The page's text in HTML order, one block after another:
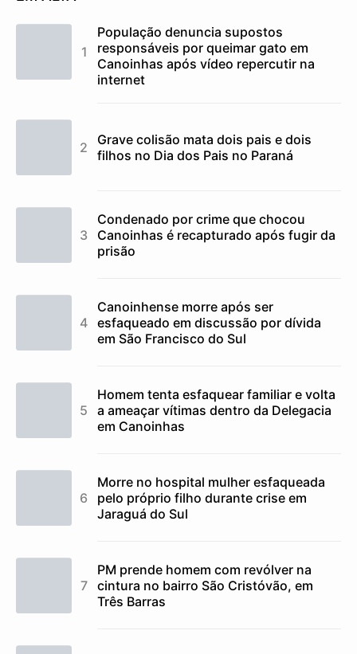
População denuncia supostos
responsáveis por queimar gato em
Canoinhas após vídeo repercutir na
internet
Grave colisão mata dois pais e dois
filhos no Dia dos Pais no Paraná
Condenado por crime que chocou
Canoinhas é recapturado após fugir da
prisão
Canoinhense morre após ser
esfaqueado em discussão por dívida
em São Francisco do Sul
Homem tenta esfaquear familiar e volta
a ameaçar vítimas dentro da Delegacia
em Canoinhas
Morre no hospital mulher esfaqueada
pelo próprio filho durante crise em
Jaraguá do Sul
PM prende homem com revólver na
cintura no bairro São Cristóvão, em
Três Barras